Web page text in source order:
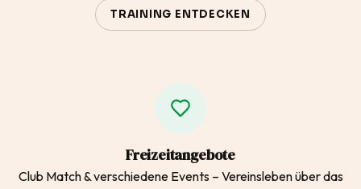
TRAINING ENTDECKEN
Freizeitangebote
Club Match & verschiedene Events – Vereinsleben über das